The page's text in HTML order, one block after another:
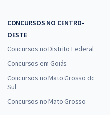
CONCURSOS NO CENTRO-
OESTE
Concursos no Distrito Federal
Concursos em Goiás
Concursos no Mato Grosso do
Sul
Concursos no Mato Grosso